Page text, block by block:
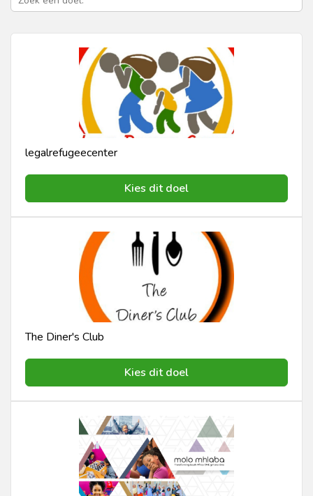
legalrefugeecenter
Kies dit doel
The Diner's Club
Kies dit doel